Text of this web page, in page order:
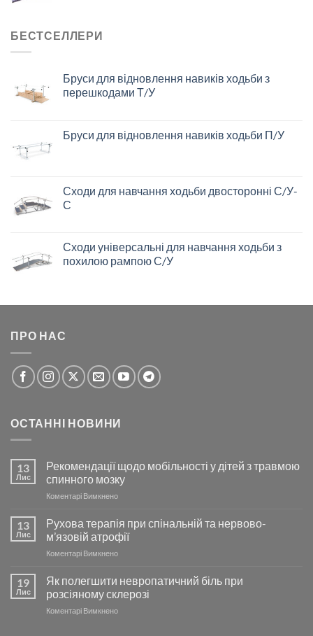
БЕСТСЕЛЛЕРИ
Бруси для відновлення навиків ходьби з
перешкодами Т/У
Бруси для відновлення навиків ходьби П/У
Сходи для навчання ходьби двосторонні С/У-
С
Сходи універсальні для навчання ходьби з
похилою рампою С/У
ПРО НАС
ОСТАННІ НОВИНИ
13
Лис
Рекомендації щодо мобільності у дітей з травмою
спинного мозку
Коментарі Вимкненодо
щодо
мобільності
у
дітей
травмою
спинного
мозку
13
Лис
Рухова терапія при спінальній та нервово-
м’язовій атрофії
Коментарі Вимкненодо
спінальній
та
19
Лис
Як полегшити невропатичний біль при
розсіяному склерозі
Коментарі Вимкненодо